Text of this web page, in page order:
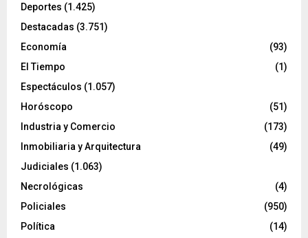
Deportes (1.425)
Destacadas (3.751)
Economía
(93)
El Tiempo
(1)
Espectáculos (1.057)
Horóscopo
(51)
Industria y Comercio
(173)
Inmobiliaria y Arquitectura
(49)
Judiciales (1.063)
Necrológicas
(4)
Policiales
(950)
Política
(14)